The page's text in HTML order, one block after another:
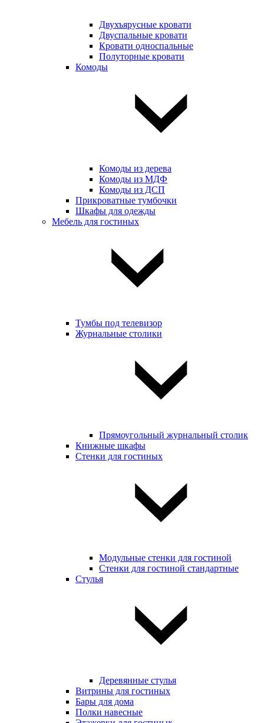
Двухъярусные кровати
Двуспальные кровати
Кровати односпальные
Полуторные кровати
Комоды
Комоды из дерева
Комоды из МДФ
Комоды из ДСП
Прикроватные тумбочки
Шкафы для одежды
Мебель для гостиных
Тумбы под телевизор
Журнальные столики
Прямоугольный журнальный столик
Книжные шкафы
Стенки для гостиных
Модульные стенки для гостиной
Стенки для гостиной стандартные
Стулья
Деревянные стулья
Витрины для гостиных
Бары для дома
Полки навесные